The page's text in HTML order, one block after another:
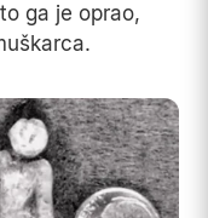
ga je oprao,